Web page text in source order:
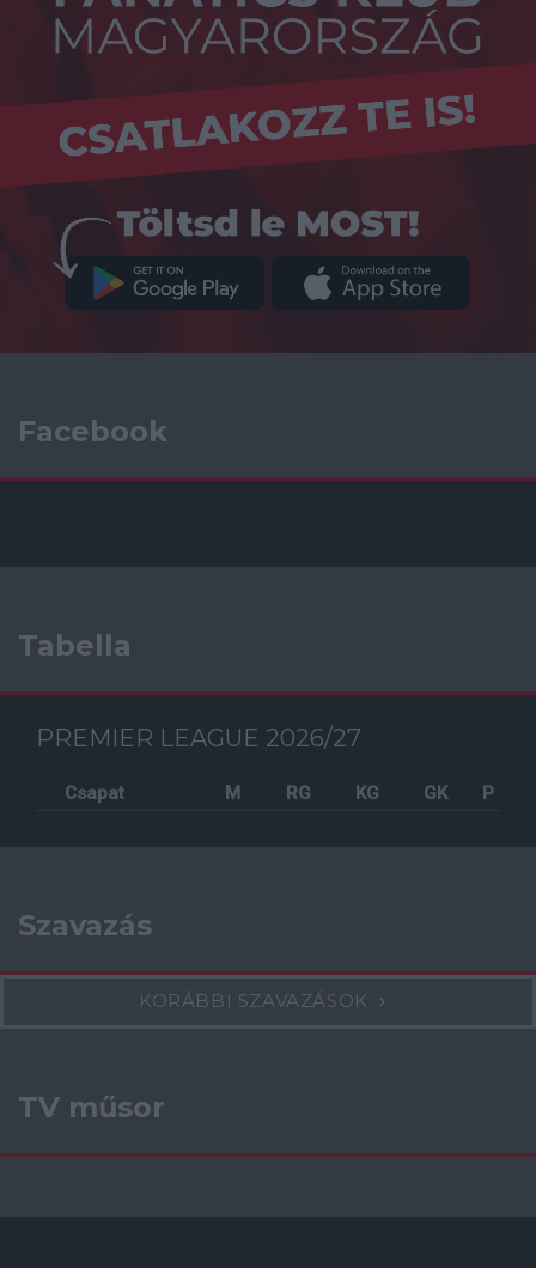
Facebook
Tabella
PREMIER LEAGUE 2026/27
Csapat M RG KG GK P
Szavazás
KORÁBBI SZAVAZÁSOK
TV műsor